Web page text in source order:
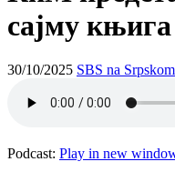
сајму
30/10/2025 SBS na Srpskom
Podcast: Play in new